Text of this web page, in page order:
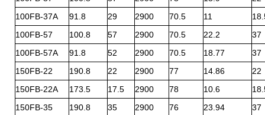
100FB-37A
91.8 29 2900 70.5 11
100FB-57
100.8 57 2900 70.5 22.2
37
100FB-57A
91.8 52 2900 70.5 18.77
37
150FB-22
190.8 22 2900 77 14.86
22
150FB-22A
173.5 17.5 2900 78 10.6
150FB-35
190.8 35 2900 76 23.94
37